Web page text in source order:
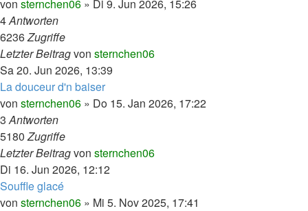
von sternchen06 » Di 9. Jun 2026, 15:26
4Antworten
6236Zugriffe
Letzter Beitragvon sternchen06
Sa 20. Jun 2026, 13:39
La douceur d'n baiser
von sternchen06 » Do 15. Jan 2026, 17:22
3Antworten
5180Zugriffe
Letzter Beitragvon sternchen06
Di 16. Jun 2026, 12:12
Souffle glacé
von sternchen06 » Mi 5. Nov 2025, 17:41